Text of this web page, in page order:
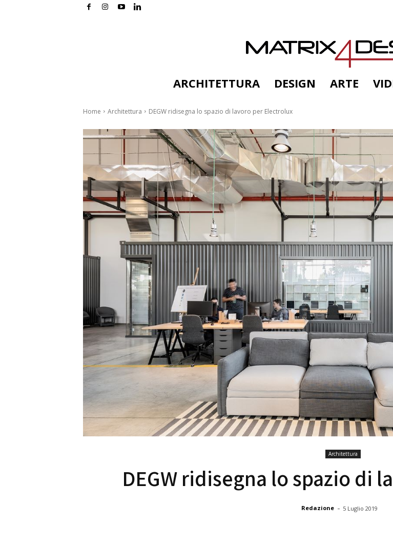
ARCHITETTURA DESIGN ARTE
Home Architettura DEGW ridisegna lo spazio di lavoro per Electrolux
Architettura
DEGW ridisegna lo spazio di
Redazione - 5 Luglio 2019